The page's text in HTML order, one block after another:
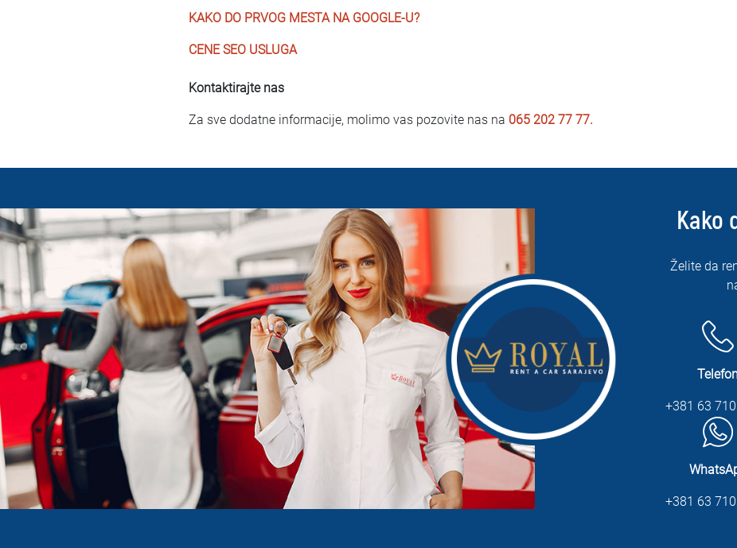
KAKO DO PRVOG MESTA NA GOOGLE-U?
CENE SEO USLUGA
Kontaktirajte nas
Za sve dodatne informacije, molimo vas pozovite nas na 065 202 77 77.
Kako
Želite da
+381 63
+381 63